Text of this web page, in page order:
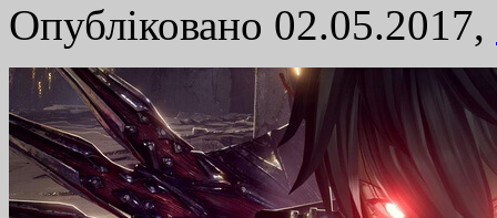
Опубліковано 02.05.2017,